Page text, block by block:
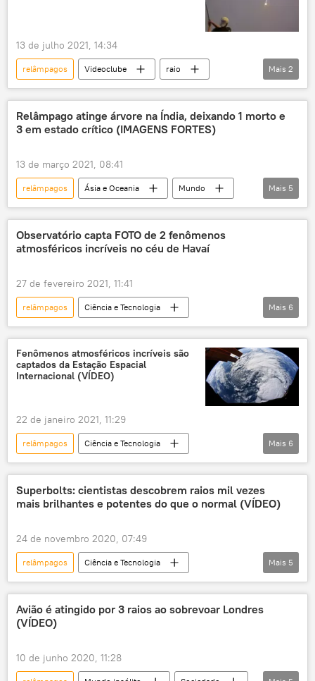
13 de julho 2021, 14:34
relâmpagos Videoclube
raio
Texas
tempestade
Mais 2
Relâmpago atinge árvore na Índia, deixando 1 morto e
3 em estado crítico (IMAGENS FORTES)
13 de março 2021, 08:41
relâmpagos Ásia e Oceania
Mundo
Notícias
Índia
morte
morto
chuvas
Mais 5
Observatório capta FOTO de 2 fenômenos
atmosféricos incríveis no céu de Havaí
27 de fevereiro 2021, 11:41
relâmpagos
Ciência e Tecnologia
Sociedade
Notícias
Havaí
fenômeno astronômico
descarga elétrica
tempestade magnética
Mais 6
Fenômenos atmosféricos incríveis são
captados da Estação Espacial
Internacional (VÍDEO)
22 de janeiro 2021, 11:29
relâmpagos
Ciência e Tecnologia
Sociedade
Notícias
fenômeno astronômico
Estação Espacial Internacional
Espaço
Mais 6
Superbolts: cientistas descobrem raios mil vezes
mais brilhantes e potentes do que o normal (VÍDEO)
24 de novembro 2020, 07:49
relâmpagos
Ciência e Tecnologia
Sociedade
Notícias
raio
satélite
Américas
Mais 5
Avião é atingido por 3 raios ao sobrevoar Londres
(VÍDEO)
10 de junho 2020, 11:28